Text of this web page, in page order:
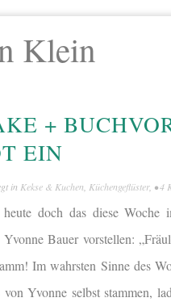
Klein
+
EIN
in Kekse & Kuchen, Küchengeflüster, •4
doch das diese
Bauer vorstellen:
Im wahrsten Sinne des
Yvonne selbst stammen,